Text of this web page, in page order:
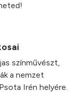
színművészt,
a nemzet
Irén helyére.